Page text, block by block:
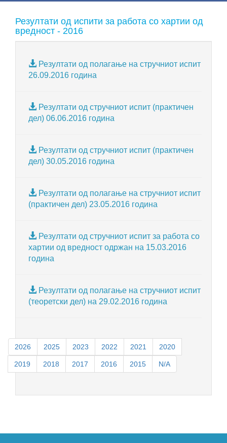
Резултати од испити за работа со хартии од
вредност - 2016
Резултати од полагање на стручниот испит
26.09.2016 година
Резултати од стручниот испит (практичен
дел) 06.06.2016 година
Резултати од стручниот испит (практичен
дел) 30.05.2016 година
Резултати од полагање на стручниот испит
(практичен дел) 23.05.2016 година
Резултати од стручниот испит за работа со
хартии од вредност одржан на 15.03.2016
година
Резултати од полагање на стручниот испит
(теоретски дел) на 29.02.2016 година
2026 2025 2023 2022 2021 2020
2019 2018 2017 2016 2015 N/A